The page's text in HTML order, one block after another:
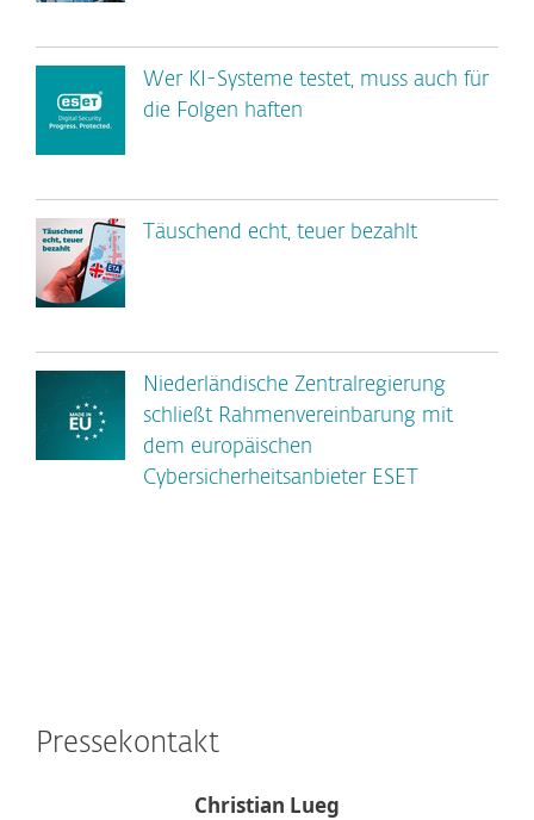
Wer KI-Systeme testet, muss auch für
die Folgen haften
Täuschend echt, teuer bezahlt
Niederländische Zentralregierung
schließt Rahmenvereinbarung mit
dem europäischen
Cybersicherheitsanbieter ESET
Pressekontakt
Christian Lueg